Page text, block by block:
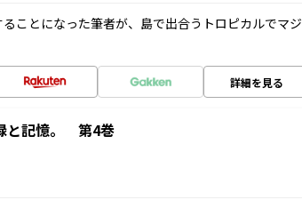
ことになった筆者が、島で出合うトロピカルでマジ
詳細を見る
と記憶。 第4巻